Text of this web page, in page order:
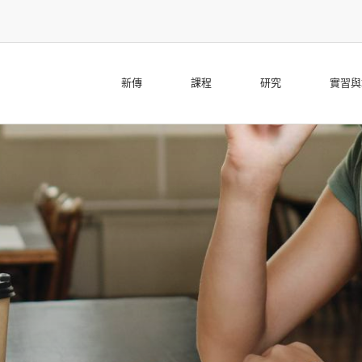
新傳 課程 研究 實習